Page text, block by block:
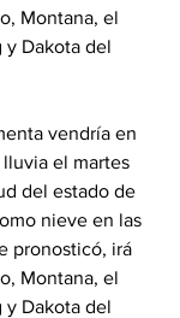
Montana, el
y Dakota del
vendría en
el martes
del estado de
nieve en las
pronosticó, irá
Montana, el
y Dakota del